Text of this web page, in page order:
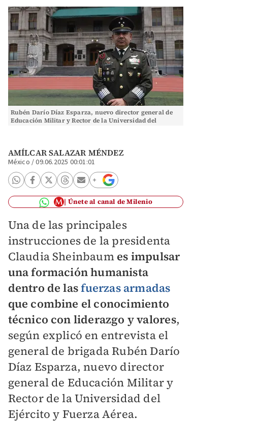
Rubén Darío Díaz Esparza, nuevo director general de
Educación Militar y Rector de la Universidad del
AMÍLCAR SALAZAR MÉNDEZ
México /09.06.2025 00:01:01
Únete al canal de Milenio
Una de las principales
instrucciones de la presidenta
Claudia Sheinbaum es impulsar
una formación humanista
dentro de lasfuerzas armadas
que combine el conocimiento
técnico con liderazgo y valores,
según explicó en entrevista el
general de brigada Rubén Darío
Díaz Esparza, nuevo director
general de Educación Militar y
Rector de la Universidad del
Ejército y Fuerza Aérea.